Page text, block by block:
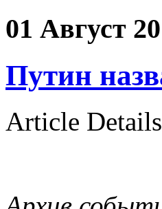
01 Август
Путин
Article Details